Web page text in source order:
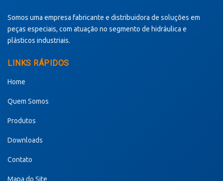
Somos uma empresa fabricante e distribuidora de soluções em
peças especiais, com atuação no segmento de hidráulica e
plásticos industriais.
LINKS RÁPIDOS
Home
Quem Somos
Produtos
Downloads
Contato
Mapa do Site